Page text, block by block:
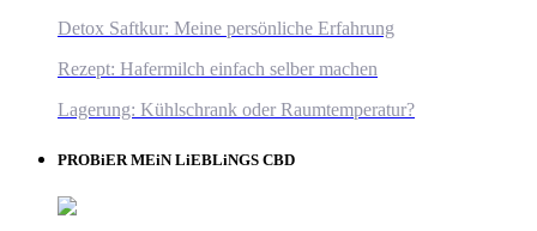
Detox Saftkur: Meine persönliche Erfahrung
Rezept: Hafermilch einfach selber machen
Lagerung: Kühlschrank oder Raumtemperatur?
PROBiER MEiN LiEBLiNGS CBD